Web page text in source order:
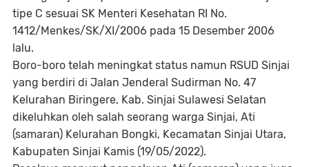
tipe C sesuai SK Menteri Kesehatan RI No.
1412/Menkes/SK/XI/2006 pada 15 Desember 2006
lalu.
Boro-boro telah meningkat status namun RSUD Sinjai
yang berdiri di Jalan Jenderal Sudirman No. 47
Kelurahan Biringere, Kab. Sinjai Sulawesi Selatan
dikeluhkan oleh salah seorang warga Sinjai, Ati
(samaran) Kelurahan Bongki, Kecamatan Sinjai Utara,
Kabupaten Sinjai Kamis (19/05/2022).